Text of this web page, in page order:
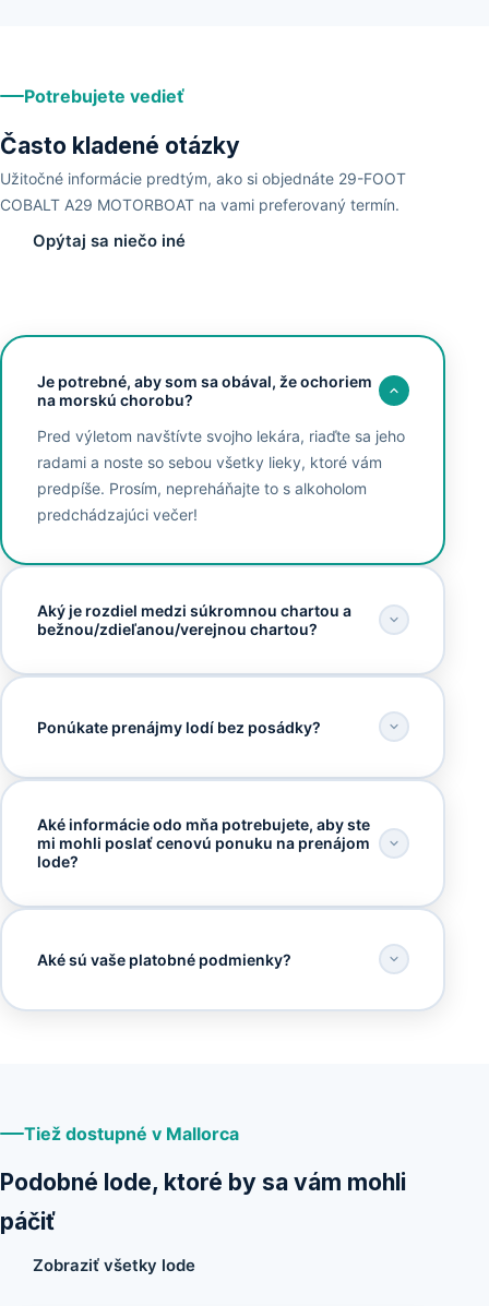
Potrebujete vedieť
Často kladené otázky
Užitočné informácie predtým, ako si objednáte 29-FOOT
COBALT A29 MOTORBOAT na vami preferovaný termín.
Opýtaj sa niečo iné
Je potrebné, aby som sa obával, že ochoriem
na morskú chorobu?
Pred výletom navštívte svojho lekára, riaďte sa jeho
radami a noste so sebou všetky lieky, ktoré vám
predpíše. Prosím, nepreháňajte to s alkoholom
predchádzajúci večer!
Aký je rozdiel medzi súkromnou chartou a
bežnou/zdieľanou/verejnou chartou?
Ponúkate prenájmy lodí bez posádky?
Aké informácie odo mňa potrebujete, aby ste
mi mohli poslať cenovú ponuku na prenájom
lode?
Aké sú vaše platobné podmienky?
Tiež dostupné v Mallorca
Podobné lode, ktoré by sa vám mohli
páčiť
Zobraziť všetky lode